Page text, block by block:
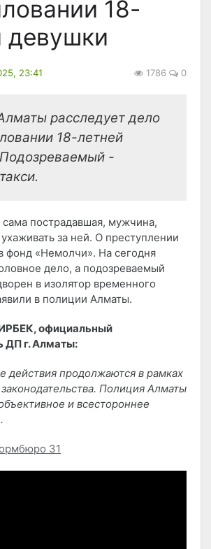
18-
девушки
23:41 1786 0
расследует дело
18-летней
-
сама пострадавшая, мужчина,
за ней. О преступлении
фонд «Немолчи». На сегодня
дело, а подозреваемый
в изолятор временного
в полиции Алматы.
официальный
ДП г. Алматы:
действия продолжаются в рамках
Полиция Алматы
и всестороннее
31